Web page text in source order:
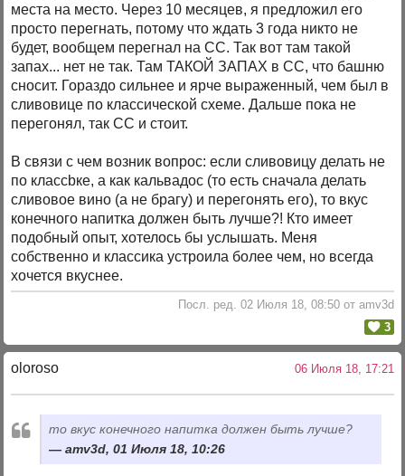
места на место. Через 10 месяцев, я предложил его
просто перегнать, потому что ждать 3 года никто не
будет, вообщем перегнал на СС. Так вот там такой
запах... нет не так. Там ТАКОЙ ЗАПАХ в СС, что башню
сносит. Гораздо сильнее и ярче выраженный, чем был в
сливовице по классической схеме. Дальше пока не
перегонял, так СС и стоит.
В связи с чем возник вопрос: если сливовицу делать не
по классbке, а как кальвадос (то есть сначала делать
сливовое вино (а не брагу) и перегонять его), то вкус
конечного напитка должен быть лучше?! Кто имеет
подобный опыт, хотелось бы услышать. Меня
собственно и классика устроила более чем, но всегда
хочется вкуснее.
Посл. ред. 02 Июля 18, 08:50 от amv3d
3
oloroso 06 Июля 18, 17:21
то вкус конечного напитка должен быть лучше?
amv3d, 01 Июля 18, 10:26